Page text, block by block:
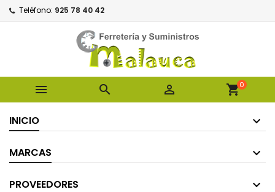
Teléfono: 925 78 40 42
   shopping_cart0
INICIO
MARCAS
PROVEEDORES